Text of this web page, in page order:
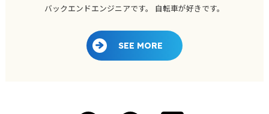
バックエンドエンジニアです。 自転車が好きです。
SEE MORE